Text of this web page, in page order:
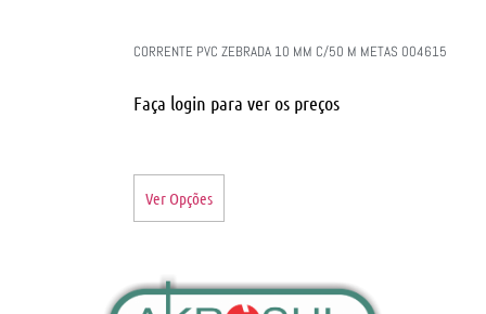
CORRENTE PVC ZEBRADA 10 MM C/50 M METAS 004615
Faça login para ver os preços
Ver Opções